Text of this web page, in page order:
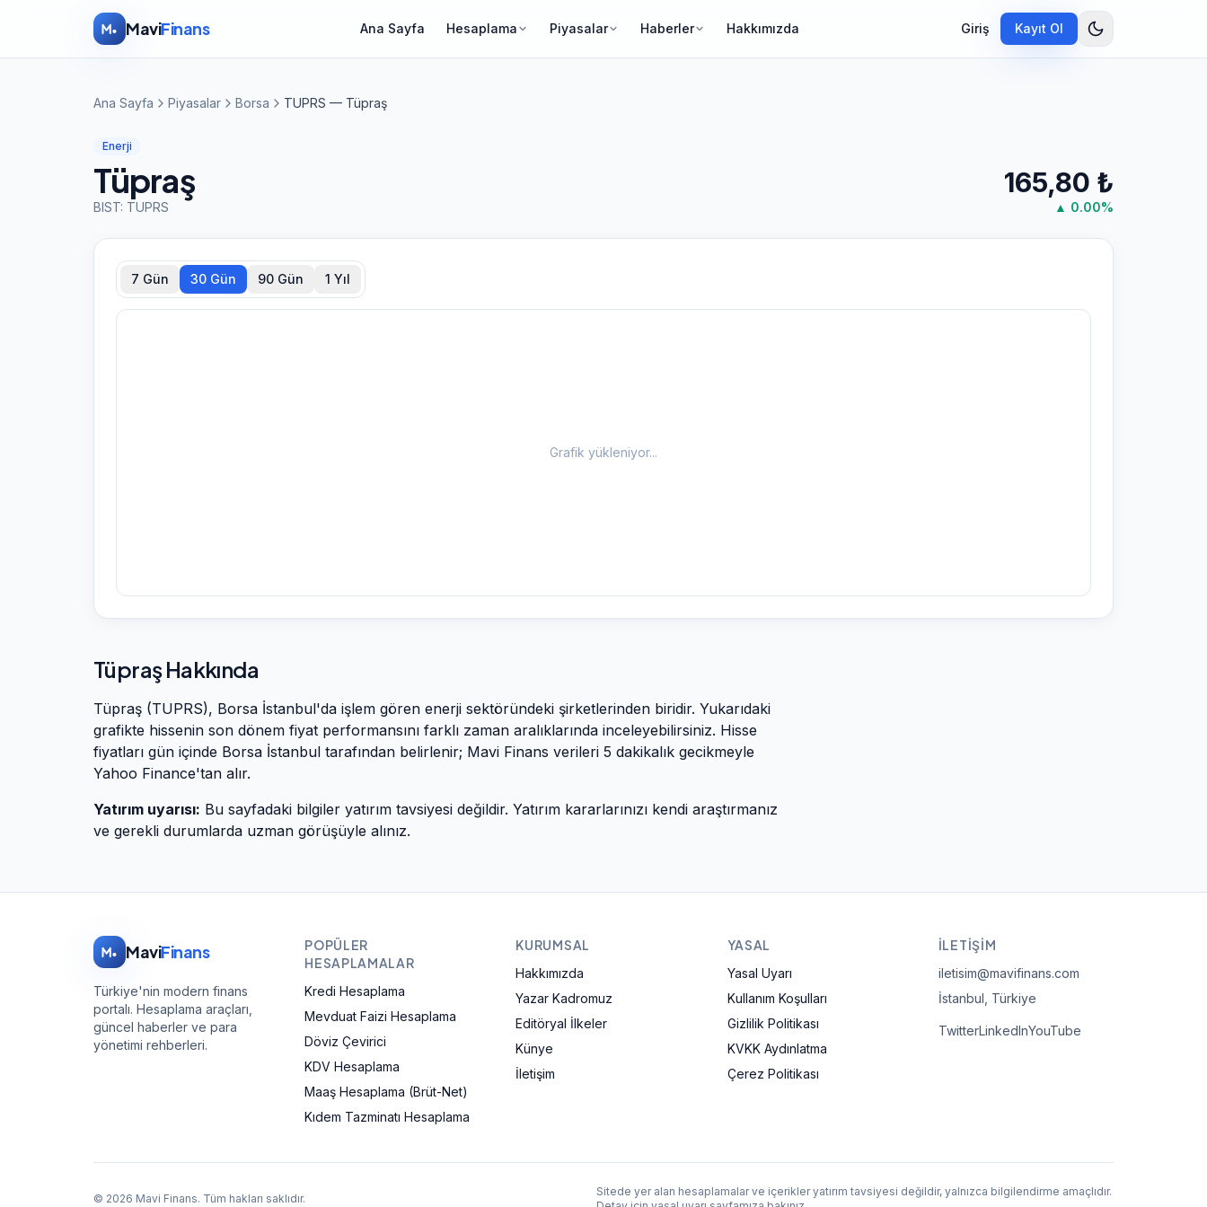
MaviFinans Ana Sayfa Hesaplama Piyasalar Haberler Hakkımızda Giriş Kayıt Ol
Ana Sayfa Piyasalar Borsa TUPRS — Tüpraş
Enerji
Tüpraş
BIST: TUPRS
165,80 ₺
▲ 0.00%
7 Gün 30 Gün 90 Gün 1 Yıl
Grafik yükleniyor...
TüpraşHakkında
Tüpraş (TUPRS), Borsa İstanbul'da işlem gören enerji sektöründeki şirketlerinden biridir. Yukarıdaki
grafikte hissenin son dönem fiyat performansını farklı zaman aralıklarında inceleyebilirsiniz. Hisse
fiyatları gün içinde Borsa İstanbul tarafından belirlenir; Mavi Finans verileri 5 dakikalık gecikmeyle
Yahoo Finance'tan alır.
Yatırım uyarısı: Bu sayfadaki bilgiler yatırım tavsiyesi değildir. Yatırım kararlarınızı kendi araştırmanız
ve gerekli durumlarda uzman görüşüyle alınız.
MaviFinans
Türkiye'nin modern finans
portalı. Hesaplama araçları,
güncel haberler ve para
yönetimi rehberleri.
POPÜLER
HESAPLAMALAR
Kredi Hesaplama
Mevduat Faizi Hesaplama
Döviz Çevirici
KDV Hesaplama
Maaş Hesaplama (Brüt-Net)
Kıdem Tazminatı Hesaplama
KURUMSAL
Hakkımızda
Yazar Kadromuz
Editöryal İlkeler
Künye
İletişim
YASAL
Yasal Uyarı
Kullanım Koşulları
Gizlilik Politikası
KVKK Aydınlatma
Çerez Politikası
İLETIŞIM
iletisim@mavifinans.com
İstanbul, Türkiye
TwitterLinkedInYouTube
© 2026 Mavi Finans. Tüm hakları saklıdır.
Sitede yer alan hesaplamalar ve içerikler yatırım tavsiyesi değildir, yalnızca bilgilendirme amaçlıdır.